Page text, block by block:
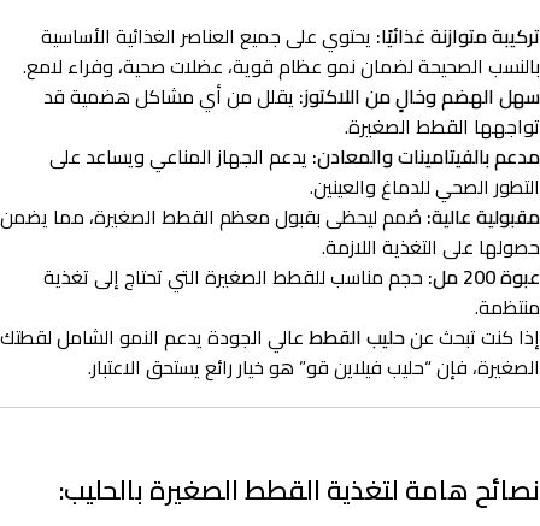
تركيبة متوازنة غذائيًا: يحتوي على جميع العناصر الغذائية الأساسية
بالنسب الصحيحة لضمان نمو عظام قوية، عضلات صحية، وفراء لامع.
سهل الهضم وخالٍ من اللاكتوز: يقلل من أي مشاكل هضمية قد
تواجهها القطط الصغيرة.
مدعم بالفيتامينات والمعادن: يدعم الجهاز المناعي ويساعد على
التطور الصحي للدماغ والعينين.
مقبولية عالية: صُمم ليحظى بقبول معظم القطط الصغيرة، مما يضمن
حصولها على التغذية اللازمة.
عبوة 200 مل:
حجم مناسب للقطط الصغيرة التي تحتاج إلى تغذية
منتظمة.
إذا كنت تبحث عنحليب القططعالي الجودة يدعم النمو الشامل لقطتك
الصغيرة، فإن “حليب فيلاين قو” هو خيار رائع يستحق الاعتبار.
نصائح هامة لتغذية القطط الصغيرة بالحليب: